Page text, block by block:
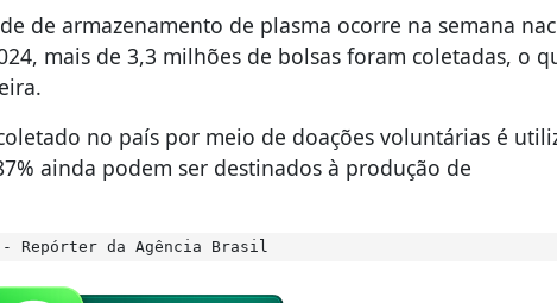
de armazenamento de plasma ocorre na semana
mais de 3,3 milhões de bolsas foram coletadas, o
no país por meio de doações voluntárias é
ainda podem ser destinados à produção de
Repórter da Agência Brasil